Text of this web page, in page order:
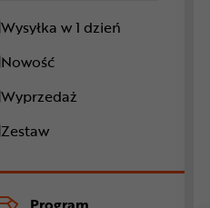
Wysyłka w 1 dzień
Nowość
Wyprzedaż
Zestaw